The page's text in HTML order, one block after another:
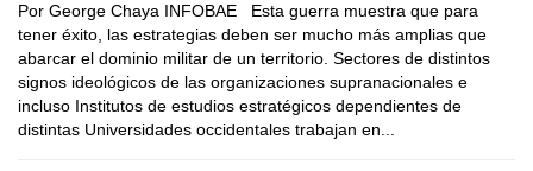
Por George Chaya INFOBAE Esta guerra muestra que para
tener éxito, las estrategias deben ser mucho más amplias que
abarcar el dominio militar de un territorio. Sectores de distintos
signos ideológicos de las organizaciones supranacionales e
incluso Institutos de estudios estratégicos dependientes de
distintas Universidades occidentales trabajan en...